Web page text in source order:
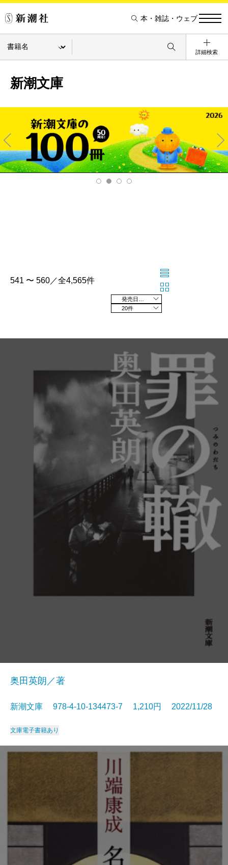
本・雑誌・ウェブ
詳細検索
新潮文庫
Pre
v
Ne
xt
541 〜 560／全4,565件
20件
奥田英朗／著
新潮文庫 978-4-10-134473-7 1,210円 2022/11/28
文庫電子書籍あり